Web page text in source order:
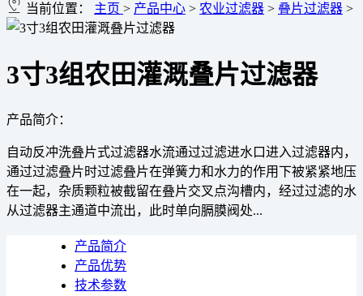
当前位置： 主页 > 产品中心 > 农业过滤器 > 叠片过滤器 >
3寸3组农田灌溉叠片过滤器
产品简介：
自动反冲洗叠片式过滤器水流通过过滤进水口进入过滤器内，
通过过滤叠片时过滤叠片在弹簧力和水力的作用下被紧紧地压
在一起，杂质颗粒被截留在叠片交叉点沟槽内，经过过滤的水
从过滤器主通道中流出，此时单向膈膜阀处...
产品简介
产品优势
技术参数